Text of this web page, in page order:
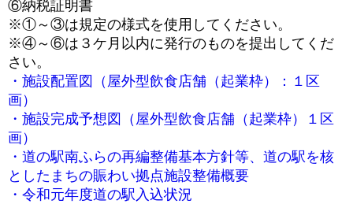
⑥納税証明書
※①～③は規定の様式を使用してください。
※④～⑥は３ケ月以内に発行のものを提出してくだ
さい。
・施設配置図（屋外型飲食店舗（起業枠）：１区
画）
・施設完成予想図（屋外型飲食店舗（起業枠）１区
画）
・道の駅南ふらの再編整備基本方針等、道の駅を核
としたまちの賑わい拠点施設整備概要
・令和元年度道の駅入込状況